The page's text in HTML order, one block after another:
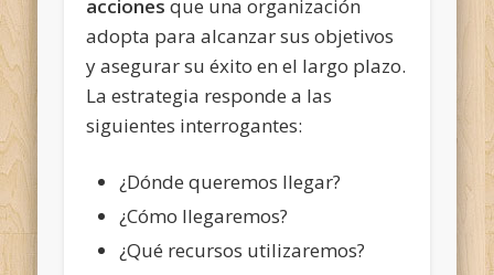
acciones que una organización
adopta para alcanzar sus objetivos
y asegurar su éxito en el largo plazo.
La estrategia responde a las
siguientes interrogantes:
¿Dónde queremos llegar?
¿Cómo llegaremos?
¿Qué recursos utilizaremos?